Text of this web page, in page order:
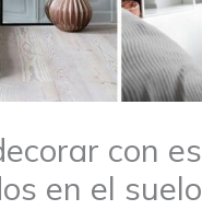
con
en el suelo